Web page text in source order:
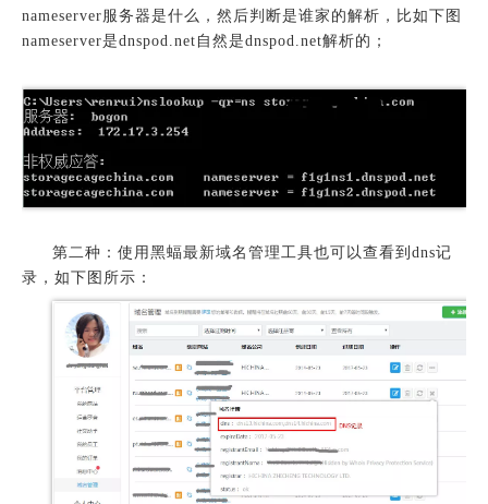
nameserver服务器是什么，然后判断是谁家的解析，比如下图
nameserver是dnspod.net自然是dnspod.net解析的；
第二种：使用黑蝠最新域名管理工具也可以查看到dns记
录，如下图所示：